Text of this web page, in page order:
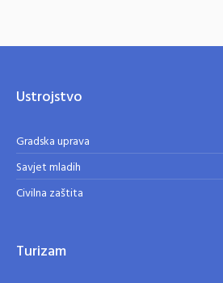
Ustrojstvo
Gradska uprava
Savjet mladih
Civilna zaštita
Turizam